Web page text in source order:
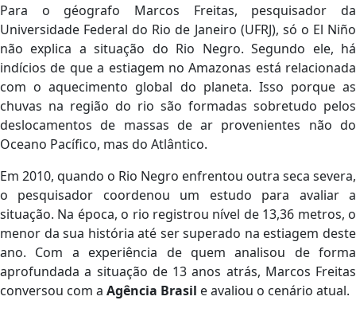
Para o géografo Marcos Freitas, pesquisador da
Universidade Federal do Rio de Janeiro (UFRJ), só o El Niño
não explica a situação do Rio Negro. Segundo ele, há
indícios de que a estiagem no Amazonas está relacionada
com o aquecimento global do planeta. Isso porque as
chuvas na região do rio são formadas sobretudo pelos
deslocamentos de massas de ar provenientes não do
Oceano Pacífico, mas do Atlântico.
Em 2010, quando o Rio Negro enfrentou outra seca severa,
o pesquisador coordenou um estudo para avaliar a
situação. Na época, o rio registrou nível de 13,36 metros, o
menor da sua história até ser superado na estiagem deste
ano. Com a experiência de quem analisou de forma
aprofundada a situação de 13 anos atrás, Marcos Freitas
conversou com a Agência Brasil e avaliou o cenário atual.